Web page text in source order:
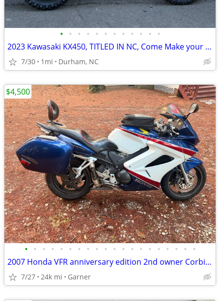
• • • • • • • • • • • •
2023 Kawasaki KX450, TITLED IN NC, Come Make your SUPERMOTO Weapon!
7/30 1mi Durham, NC
• • • • • • • • • • • • • • • • • • • •
2007 Honda VFR anniversary edition 2nd owner Corbin seat and OEM extras
7/27 24k mi Garner
$4,500